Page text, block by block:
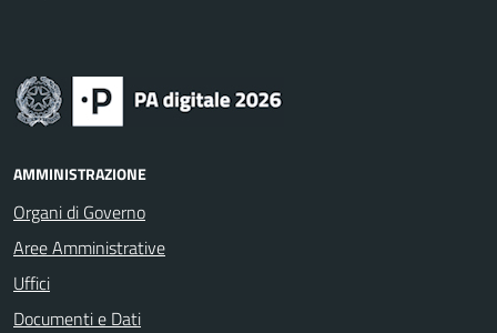
AMMINISTRAZIONE
Organi di Governo
Aree Amministrative
Uffici
Documenti e Dati